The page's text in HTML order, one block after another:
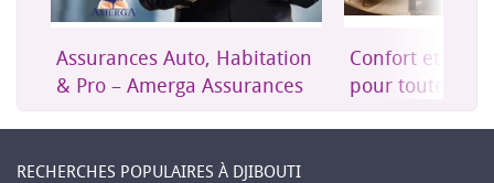
Assurances Auto, Habitation
& Pro – Amerga Assurances
Confort et
pour toute la
RECHERCHES POPULAIRES À DJIBOUTI